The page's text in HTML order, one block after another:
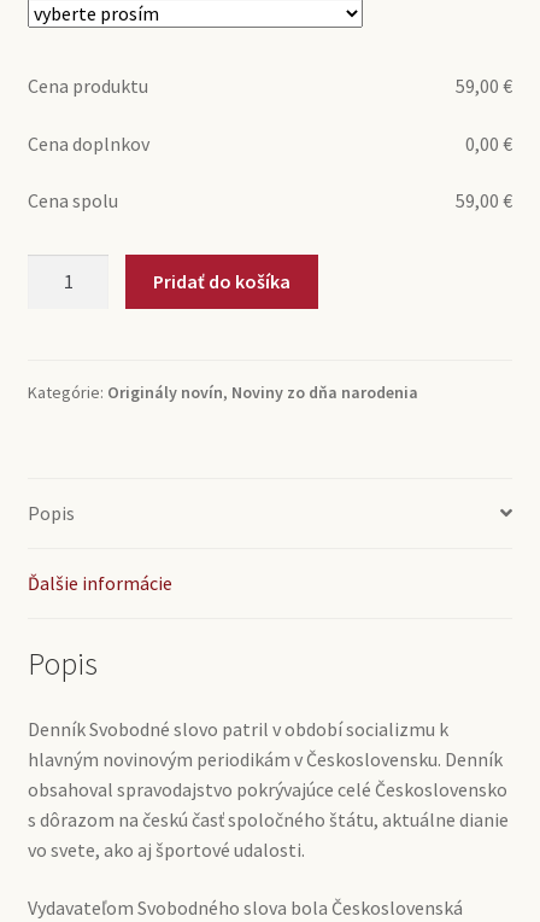
Cena produktu 59,00€
Cena doplnkov 0,00€
Cena spolu 59,00€
CZ)
Pridať do košíka
Kategórie: Originály novín, Noviny zo dňa narodenia
Popis
Ďalšie informácie
Popis
Denník Svobodné slovo patril v období socializmu k
hlavným novinovým periodikám v Československu. Denník
obsahoval spravodajstvo pokrývajúce celé Československo
s dôrazom na českú časť spoločného štátu, aktuálne dianie
vo svete, ako aj športové udalosti.
Vydavateľom Svobodného slova bola Československá